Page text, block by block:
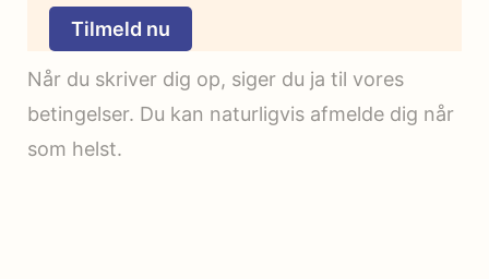
Tilmeld nu
Når du skriver dig op, siger du ja til vores
betingelser. Du kan naturligvis afmelde dig når
som helst.